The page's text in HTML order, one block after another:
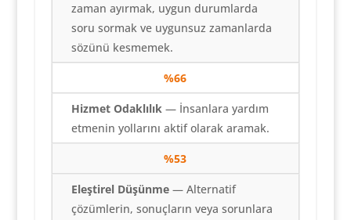
zaman ayırmak, uygun durumlarda
soru sormak ve uygunsuz zamanlarda
sözünü kesmemek.
%66
Hizmet Odaklılık— İnsanlara yardım
etmenin yollarını aktif olarak aramak.
%53
Eleştirel Düşünme— Alternatif
çözümlerin, sonuçların veya sorunlara